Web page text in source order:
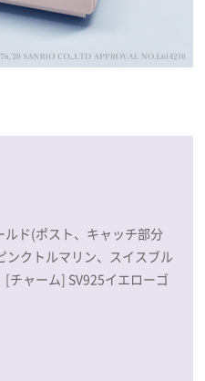
ド(ポスト、キャッチ部分
ンクトルマリン、スイスブル
チャーム] SV925イエローゴ